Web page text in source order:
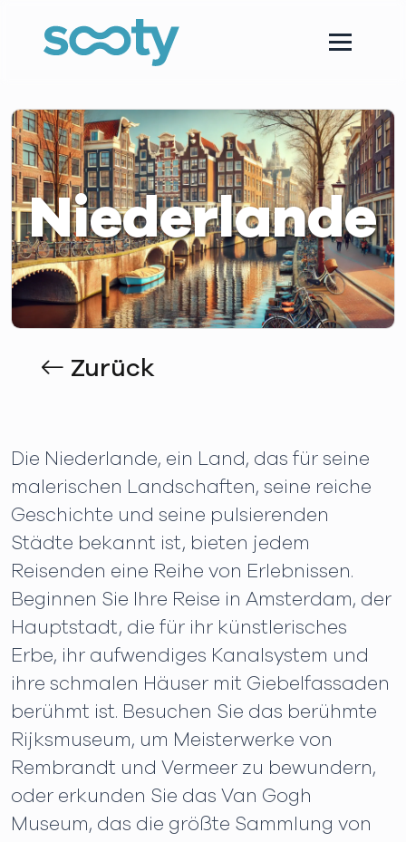
Niederlande
Zurück
Die Niederlande, ein Land, das für seine
malerischen Landschaften, seine reiche
Geschichte und seine pulsierenden
Städte bekannt ist, bieten jedem
Reisenden eine Reihe von Erlebnissen.
Beginnen Sie Ihre Reise in Amsterdam, der
Hauptstadt, die für ihr künstlerisches
Erbe, ihr aufwendiges Kanalsystem und
ihre schmalen Häuser mit Giebelfassaden
berühmt ist. Besuchen Sie das berühmte
Rijksmuseum, um Meisterwerke von
Rembrandt und Vermeer zu bewundern,
oder erkunden Sie das Van Gogh
Museum, das die größte Sammlung von